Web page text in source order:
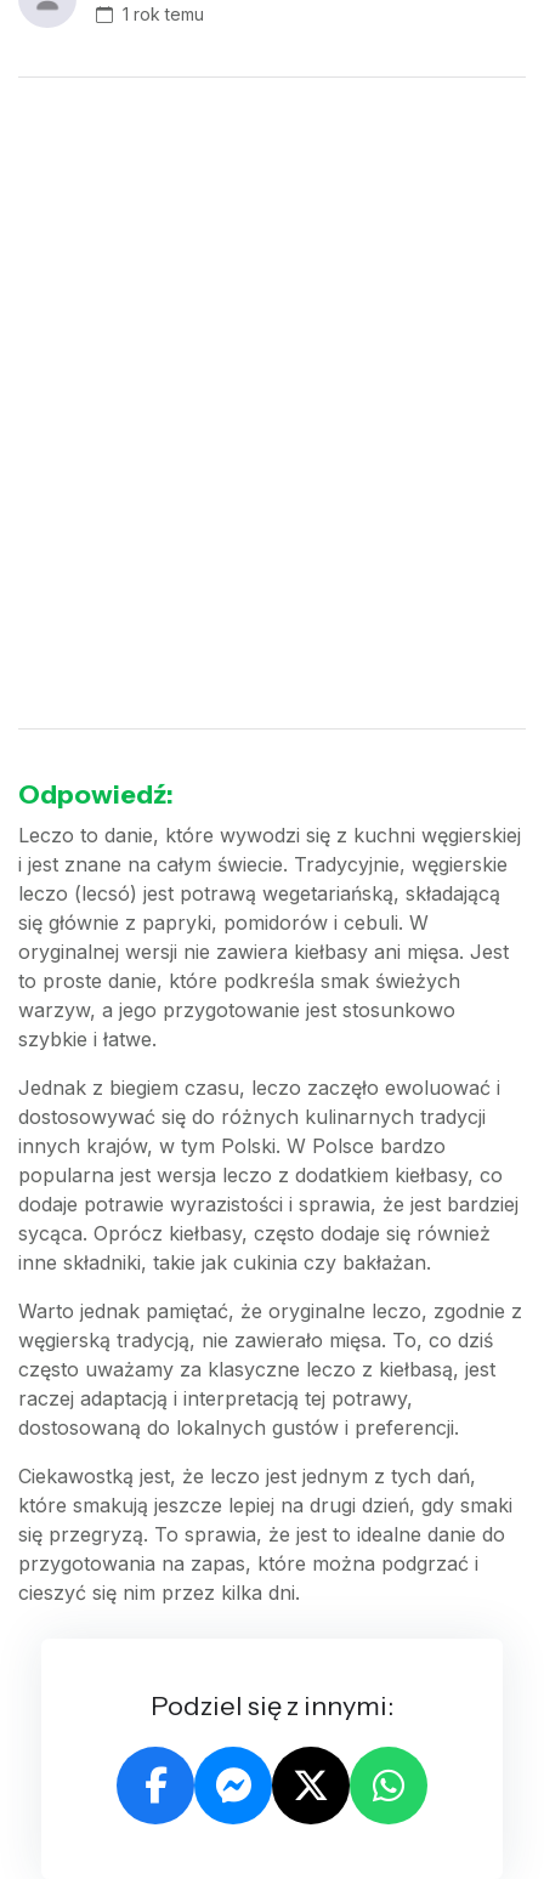
1 rok temu
Odpowiedź:
Leczo to danie, które wywodzi się z kuchni węgierskiej
i jest znane na całym świecie. Tradycyjnie, węgierskie
leczo (lecsó) jest potrawą wegetariańską, składającą
się głównie z papryki, pomidorów i cebuli. W
oryginalnej wersji nie zawiera kiełbasy ani mięsa. Jest
to proste danie, które podkreśla smak świeżych
warzyw, a jego przygotowanie jest stosunkowo
szybkie i łatwe.
Jednak z biegiem czasu, leczo zaczęło ewoluować i
dostosowywać się do różnych kulinarnych tradycji
innych krajów, w tym Polski. W Polsce bardzo
popularna jest wersja leczo z dodatkiem kiełbasy, co
dodaje potrawie wyrazistości i sprawia, że jest bardziej
sycąca. Oprócz kiełbasy, często dodaje się również
inne składniki, takie jak cukinia czy bakłażan.
Warto jednak pamiętać, że oryginalne leczo, zgodnie z
węgierską tradycją, nie zawierało mięsa. To, co dziś
często uważamy za klasyczne leczo z kiełbasą, jest
raczej adaptacją i interpretacją tej potrawy,
dostosowaną do lokalnych gustów i preferencji.
Ciekawostką jest, że leczo jest jednym z tych dań,
które smakują jeszcze lepiej na drugi dzień, gdy smaki
się przegryzą. To sprawia, że jest to idealne danie do
przygotowania na zapas, które można podgrzać i
cieszyć się nim przez kilka dni.
Podziel się z innymi: